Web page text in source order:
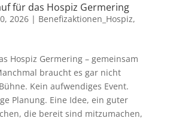
für das Hospiz Germering
2026| Benefizaktionen_Hospiz,
Hospiz Germering – gemeinsam
braucht es gar nicht
Kein aufwendiges Event.
Planung. Eine Idee, ein guter
die bereit sind mitzumachen,